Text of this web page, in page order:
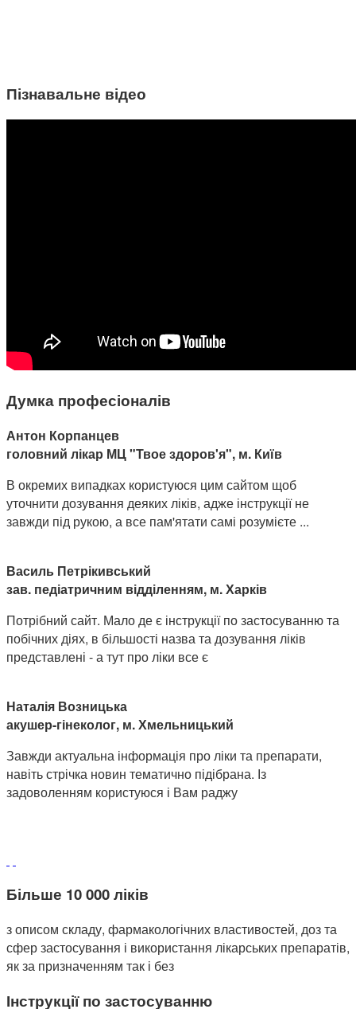
Пізнавальне відео
Думка професіоналів
Антон Корпанцев
головний лікар МЦ "Твое здоров'я", м. Київ
В окремих випадках користуюся цим сайтом щоб
уточнити дозування деяких ліків, адже інструкції не
завжди під рукою, а все пам'ятати самі розумієте ...
Василь Петрікивський
зав. педіатричним відділенням, м. Харків
Потрібний сайт. Мало де є інструкції по застосуванню та
побічних діях, в більшості назва та дозування ліків
представлені - а тут про ліки все є
Наталія Возницька
акушер-гінеколог, м. Хмельницький
Завжди актуальна інформація про ліки та препарати,
навіть стрічка новин тематично підібрана. Із
задоволенням користуюся і Вам раджу
Більше 10 000 ліків
з описом складу, фармакологічних властивостей, доз та
сфер застосування і використання лікарських препаратів,
як за призначенням так і без
Інструкції по застосуванню